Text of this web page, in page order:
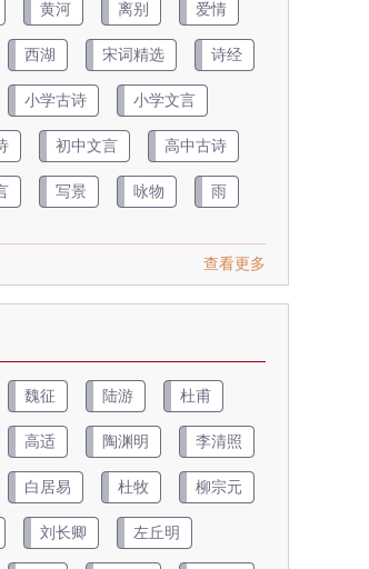
黄河 离别 爱情
西湖 宋词精选 诗经
小学古诗 小学文言
初中文言 高中古诗
写景 咏物 雨
查看更多
魏征 陆游 杜甫
高适 陶渊明 李清照
白居易 杜牧 柳宗元
刘长卿 左丘明